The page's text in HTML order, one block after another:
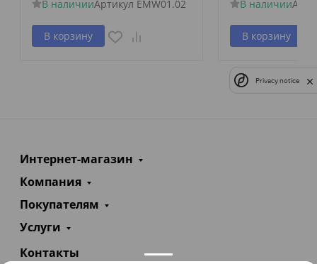
В наличииАртикул EMW01.02
В корзину
В наличии
В корзину
Интернет-магазин
Компания
Покупателям
Услуги
Контакты
Privacy notice